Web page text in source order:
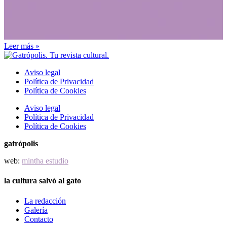
Leer más »
Aviso legal
Política de Privacidad
Política de Cookies
Aviso legal
Política de Privacidad
Política de Cookies
gatrópolis
web: mintha estudio
la cultura salvó al gato
La redacción
Galería
Contacto